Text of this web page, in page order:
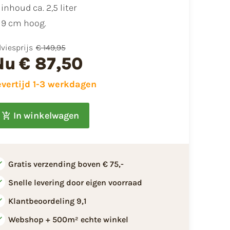
inhoud ca. 2,5 liter
9 cm hoog.
€ 149,95
€ 87,50
1-3 werkdagen
In winkelwagen
Gratis verzending boven € 75,-
Snelle levering door eigen voorraad
Klantbeoordeling 9,1
Webshop + 500m² echte winkel